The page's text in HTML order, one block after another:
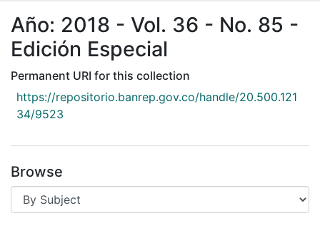
Año: 2018 - Vol. 36 - No. 85 -
Edición Especial
Permanent URI for this collection
https://repositorio.banrep.gov.co/handle/20.500.121
34/9523
Browse